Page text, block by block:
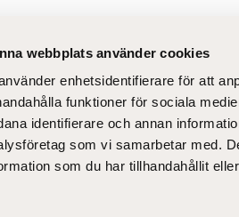
webbplats använder cookies
enhetsidentifierare för att
funktioner för sociala
identifierare och annan
som vi samarbetar med.
som du har tillhandahållit
Aktuellt
Utbildning
Blogg
Digitala verktyg